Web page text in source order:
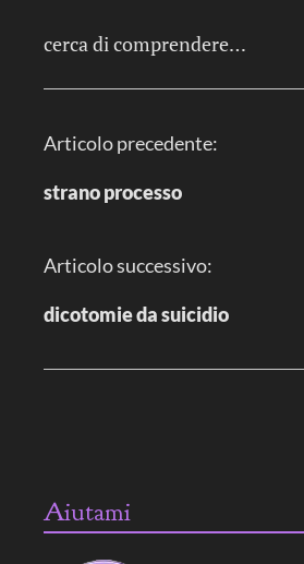
cerca di comprendere…
N
a
g
o
a
Articolo precedente:
strano processo
Articolo successivo:
dicotomie da suicidio
Aiutami